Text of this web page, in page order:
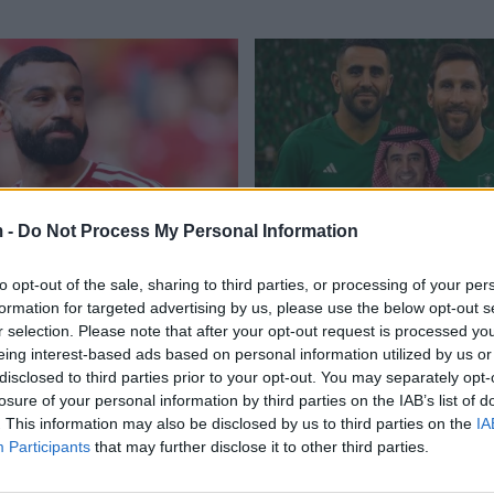
- Do Not Process My Personal Information
opt-out of the sale, sharing to third parties, or processing of your
for targeted advertising by us, please use the below opt-out
selection. Please note that after your opt-out request is processed
interest-based ads based on personal information utilized by us
to third parties prior to your opt-out. You may separately
of your personal information by third parties on the IAB’s list of
This information may also be disclosed by us to third parties on the
Participants that may further disclose it to other third parties.
e transferimit të
Salah
2026
Messit – kontrata me
skadon, arabët po bëjnë
pamundurën
schedule 11:48 / 07/07/2025